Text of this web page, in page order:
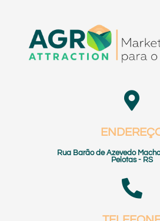
Rua Barão de Azevedo
Pelotas - RS